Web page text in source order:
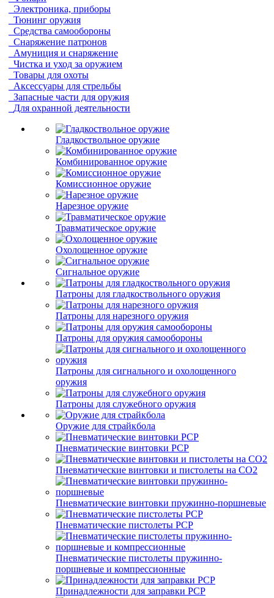
Электроника, приборы
Тюнинг оружия
Средства самообороны
Снаряжение патронов
Амуниция и снаряжение
Чистка и уход за оружием
Товары для охоты
Аксессуары для стрельбы
Запасные части для оружия
Для охранной деятельности
Гладкоствольное оружие
Комбинированное оружие
Комиссионное оружие
Нарезное оружие
Травматическое оружие
Охолощенное оружие
Сигнальное оружие
Патроны для гладкоствольного оружия
Патроны для нарезного оружия
Патроны для оружия самообороны
Патроны для сигнального и охолощенного
оружия
Патроны для служебного оружия
Оружие для страйкбола
Пневматические винтовки PCP
Пневматические винтовки и пистолеты на CO2
Пневматические винтовки пружинно-поршневые
Пневматические пистолеты PCP
Пневматические пистолеты пружинно-
поршневые и компрессионные
Принадлежности для заправки PCP